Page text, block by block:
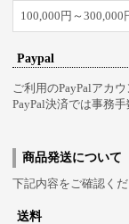
100,000円～300,000
Paypal
ご利用のPayPalアカ
PayPal決済では事務
商品発送について
下記内容をご確認くだ
送料